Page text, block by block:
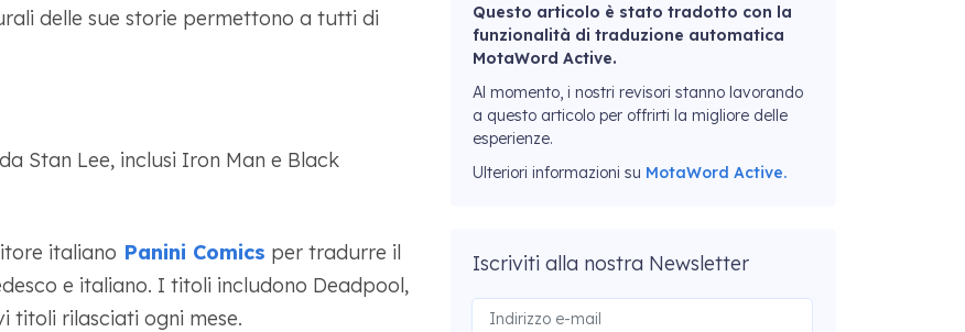
delle sue storie permettono a tutti di
Stan Lee, inclusi Iron Man e Black
italiano Panini Comics per tradurre il
e italiano. I titoli includono Deadpool,
titoli rilasciati ogni mese.
Questo articolo è stato tradotto con la
funzionalità di traduzione automatica
MotaWord Active.
Al momento, i nostri revisori stanno lavorando
a questo articolo per offrirti la migliore delle
esperienze.
Ulteriori informazioni su MotaWord Active.
Iscriviti alla nostra Newsletter